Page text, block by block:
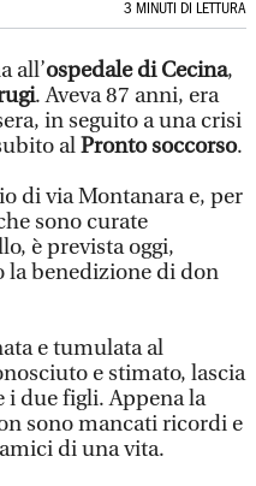
3 MINUTI DI LETTURA
all’ospedale di Cecina,
. Aveva 87 anni, era
in seguito a una crisi
alPronto soccorso.
di via Montanara e, per
sono curate
è prevista oggi,
la benedizione di don
e tumulata al
e stimato, lascia
i due figli. Appena la
sono mancati ricordi e
di una vita.